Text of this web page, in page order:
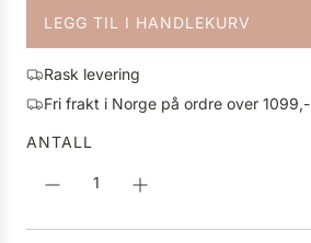
i
g
p
i
LEGG TIL I HANDLEKURV
L
S
T
R
.
Rask levering
Fri frakt i Norge på ordre over 1099,-
ANTALL